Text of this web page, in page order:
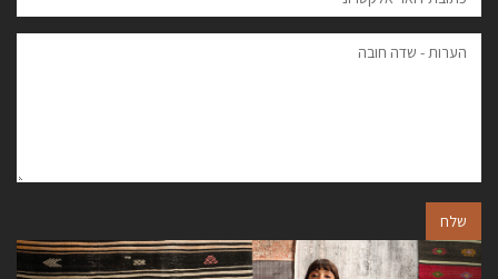
שלח
הבא